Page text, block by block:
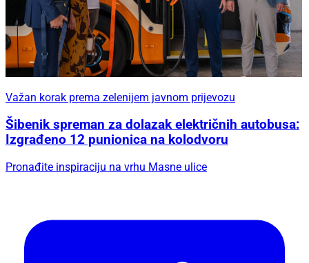
Važan korak prema zelenijem javnom prijevozu
Šibenik spreman za dolazak električnih autobusa:
Izgrađeno 12 punionica na kolodvoru
Pronađite inspiraciju na vrhu Masne ulice